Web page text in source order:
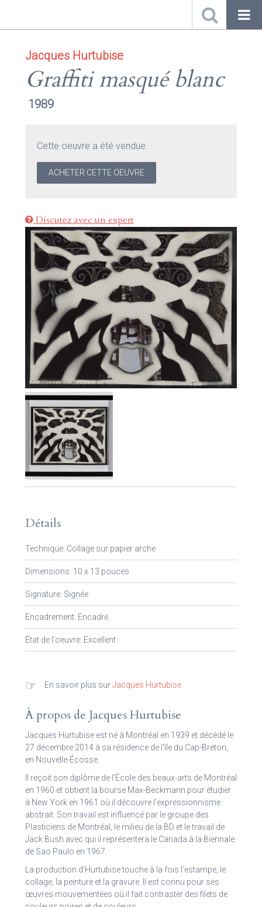
Jacques Hurtubise
Graffiti masqué blanc
1989
Cette oeuvre a été vendue.
ACHETER CETTE OEUVRE
Discutez avec un expert
Détails
Technique: Collage sur papier arche
Dimensions: 10 x 13 pouces
Signature: Signée
Encadrement: Encadré
État de l'oeuvre: Excellent
☞ En savoir plus surJacques Hurtubise
À propos de Jacques Hurtubise
Jacques Hurtubise est né à Montréal en 1939 et décédé le
27 décembre 2014 à sa résidence de l’île du Cap-Breton,
en Nouvelle-Écosse.
Il reçoit son diplôme de l’École des beaux-arts de Montréal
en 1960 et obtient la bourse Max-Beckmann pour étudier
à New York en 1961 où il découvre l’expressionnisme
abstrait. Son travail est influencé par le groupe des
Plasticiens de Montréal, le milieu de la BD et le travail de
Jack Bush avec qui il représentera le Canada à la Biennale
de Sao Paulo en 1967.
La production d’Hurtubise touche à la fois l’estampe, le
collage, la peinture et la gravure. Il est connu pour ses
œuvres mouvementées où il fait contraster des filets de